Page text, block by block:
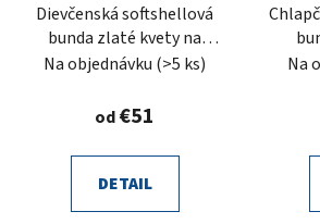
Dievčenská softshellová
bunda zlaté kvety na
čierne
Na objednávku (>5 ks)
od€51
DETAIL
Na